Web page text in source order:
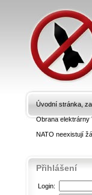
Úvodní stránka,
Obrana elektrárny
NATO neexistují
Přihlášení
Login: